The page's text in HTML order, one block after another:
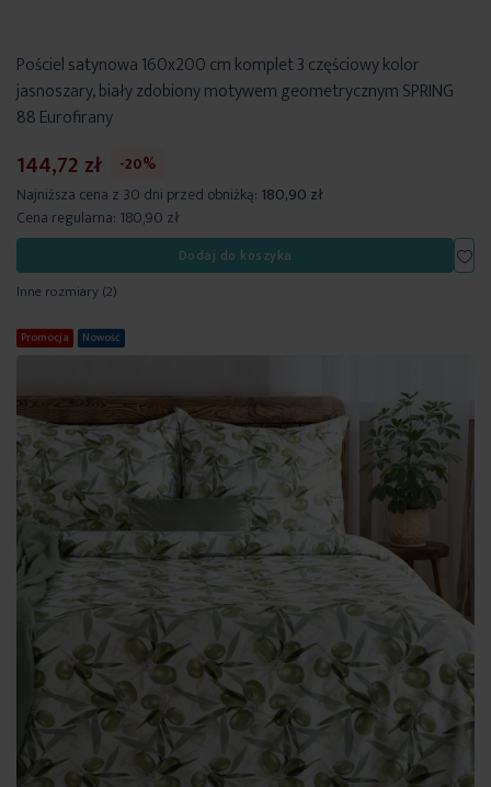
Pościel satynowa 160x200 cm komplet 3 częściowy kolor
jasnoszary, biały zdobiony motywem geometrycznym SPRING
88 Eurofirany
144,72 zł
-20%
Najniższa cena z 30 dni przed obniżką: 180,90 zł
Cena regularna: 180,90 zł
Dodaj do koszyka
Inne rozmiary(2)
Promocja Nowość